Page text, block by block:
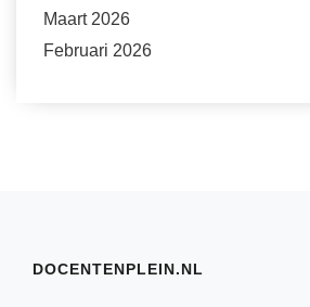
Maart 2026
Februari 2026
DOCENTENPLEIN.NL